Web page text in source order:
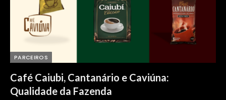
PARCEIROS
Café Caiubi, Cantanário e Caviúna:
Qualidade da Fazenda